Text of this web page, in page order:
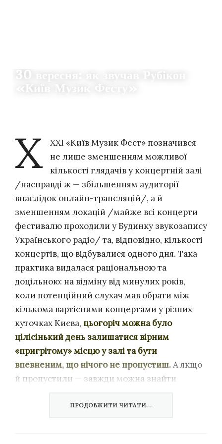
30 вересня: як звучав Рубікон
«Київ Музик Фесту»
Х
ХХІ «Київ Музик Фест» позначився
не лише зменшенням можливої
кількості глядачів у концертній залі
/насправді ж — збільшенням аудиторії
внаслідок онлайн-трансляцій/, а й
зменшенням локацій /майже всі концерти
фестивалю проходили у Будинку звукозапису
Українського радіо/ та, відповідно, кількості
концертів, що відбувалися одного дня. Така
практика видалася раціональною та
доцільною: на відміну від минулих років,
коли потенційний слухач мав обрати між
кількома вартісними концертами у різних
куточках Києва, цьогоріч можна було
цілісінький день залишатися вірним
«пригрітому» місцю у залі та бути
впевненим, що нічого не пропустиш.А якщо
й пропустили — завжди можна знайти
фестивалю у Facebook.
ПРОДОВЖИТИ ЧИТАТИ...